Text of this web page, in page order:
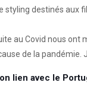
styling destinés aux
au Covid nous
de la
lien avec le